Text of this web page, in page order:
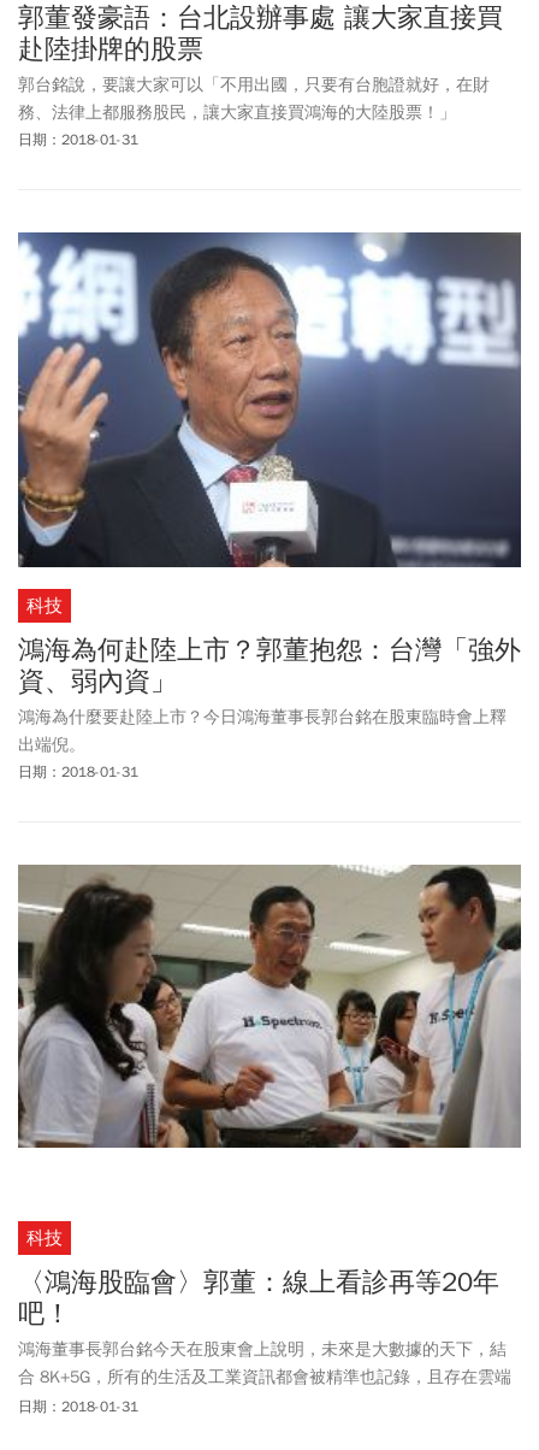
郭董發豪語：台北設辦事處 讓大家直接買
赴陸掛牌的股票
郭台銘說，要讓大家可以「不用出國，只要有台胞證就好，在財
務、法律上都服務股民，讓大家直接買鴻海的大陸股票！」
日期：2018-01-31
科技
鴻海為何赴陸上市？郭董抱怨：台灣「強外
資、弱內資」
鴻海為什麼要赴陸上市？今日鴻海董事長郭台銘在股東臨時會上釋
出端倪。
日期：2018-01-31
科技
〈鴻海股臨會〉郭董：線上看診再等20年
吧！
鴻海董事長郭台銘今天在股東會上說明，未來是大數據的天下，結
合 8K+5G，所有的生活及工業資訊都會被精準也記錄，且存在雲端
中進行分析解讀。鴻海是最有優勢在全球大數據的時代中競爭的公
日期：2018-01-31